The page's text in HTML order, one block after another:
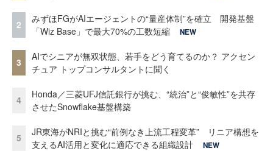
2
みずほFGがAIエージェントの“量産体制”を確立 開発基盤
「Wiz Base」で最大70%の工数短縮
NEW
3
AIでシニアが無双状態、若手をどう育てるのか？ アクセン
チュア トップコンサルタントに聞く
4
Honda／三菱UFJ信託銀行が挑む、“統治”と“俊敏性”を共存
させたSnowflake基盤構築
5
JR東海がNRIと挑む“前例なき上流工程変革” リニア構想を
支えるAI活用と変化に適応できる組織設計
NEW